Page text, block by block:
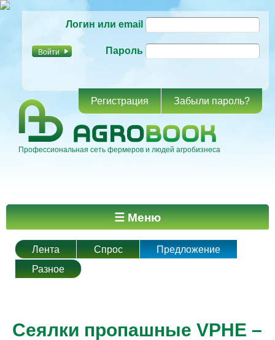
основному
Логин или email
Пароль
Регистрация Забыли пароль?
Профессиональная сеть фермеров и людей агробизнеса
Главное меню ☰ Меню
Лента Спрос
Предложение
Разное
Сеялки пропашные VPHE –